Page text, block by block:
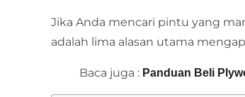
Jika Anda mencari pintu yang
adalah lima alasan utama
Baca juga : Panduan Beli